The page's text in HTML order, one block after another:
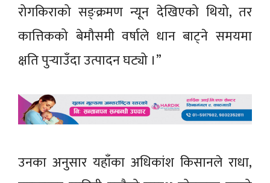
रोगकिराको सङ्क्रमण न्यून देखिएको थियो, तर
कात्तिकको बेमौसमी वर्षाले धान बाट्ने समयमा
क्षति पुर्‍याउँदा उत्पादन घट्यो ।”
उनका अनुसार यहाँका अधिकांश किसानले राधा,